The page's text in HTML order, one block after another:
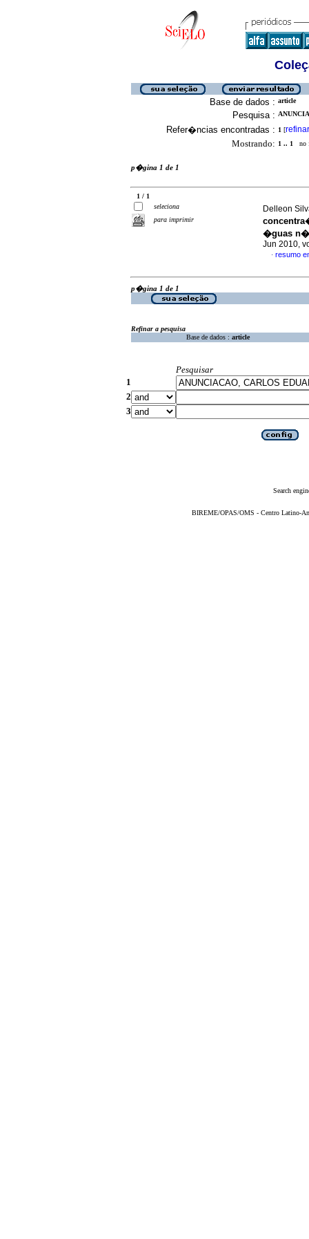
Base de dados : article
Pesquisa :
Refer�ncias encontradas : 1 [refinar
Mostrando: 1 .. 1 no
p�gina 1 de 1
1 / 1
seleciona
para imprimir
Delleon
�guas
Jun 2010,
· resumo
p�gina 1 de 1
Refinar a pesquisa
Base de dados : article
Pesquisar
1
2
3
Search
BIREME/OPAS/OMS - Centro Latino-